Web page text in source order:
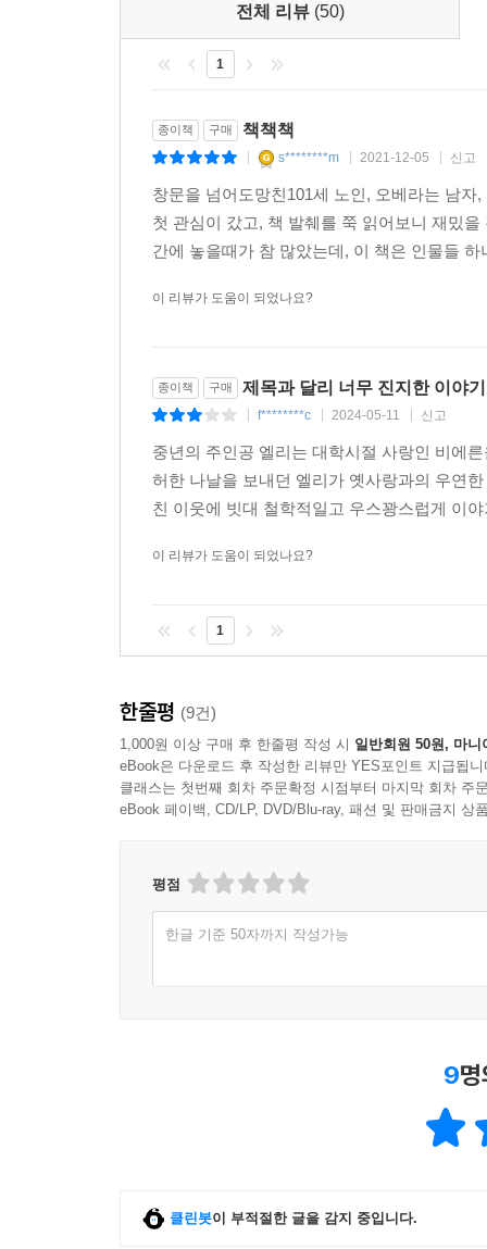
전체 리뷰 (50)
1
종이책 구매 책책책
s********m 2021-12-05 신고
창문을 넘어도망친101세 노인, 오베라는 남
첫 관심이 갔고, 책 발췌를 쭉 읽어보니 재밌
간에 놓을때가 참 많았는데, 이 책은 인물들
이 리뷰가 도움이 되었나요?
종이책 구매 제목과 달리 너무 진지한 이야기
f********c 2024-05-11 신고
중년의 주인공 엘리는 대학시절 사랑인 비에
허한 나날을 보내던 엘리가 옛사랑과의 우연
친 이웃에 빗대 철학적일고 우스꽝스럽게 이
이 리뷰가 도움이 되었나요?
1
한줄평 (9건)
1,000원 이상 구매 후 한줄평 작성 시 일반회원 50원, 마니
eBook은 다운로드 후 작성한 리뷰만 YES포인트 지급됩니
클래스는 첫번째 회차 주문확정 시점부터 마지막 회차 주
eBook 페이백, CD/LP, DVD/Blu-ray, 패션 및 판매금지 상
평점
한글 기준 50자까지 작성가능
9
클린봇이 부적절한 글을 감지 중입니다.